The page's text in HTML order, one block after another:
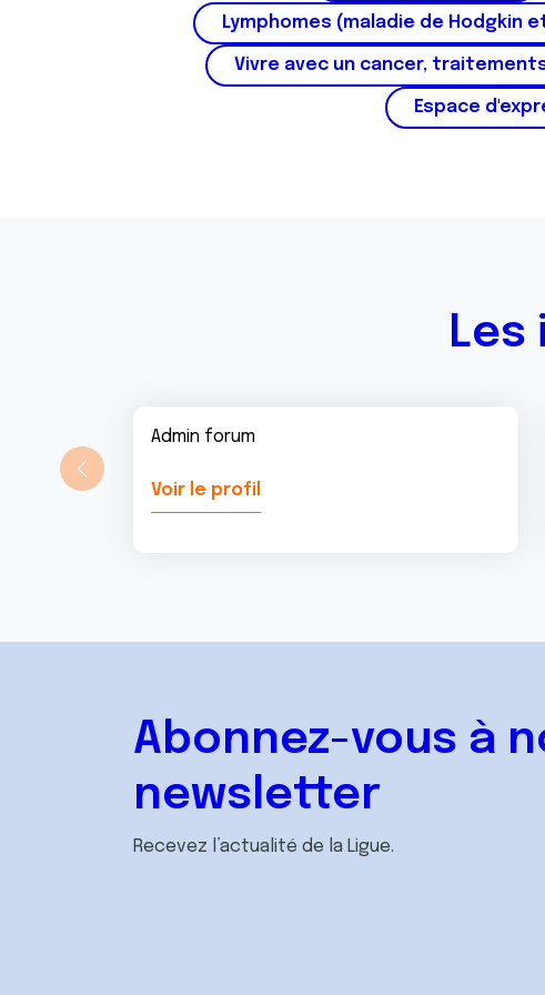
t
e
m
e
Lymphomes (maladie de Hodgkin
Vivre avec un cancer,
Espace
Admin forum
Voir le profil
Abonnez-vous à
newsletter
Recevez l’actualité de la Ligue.